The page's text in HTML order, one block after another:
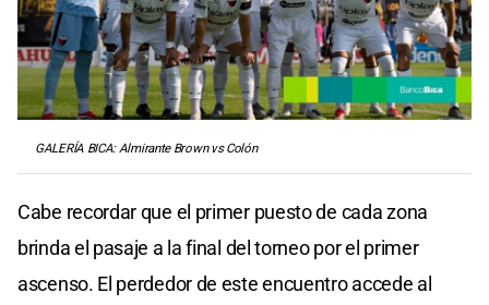
GALERÍA BICA: Almirante Brown vs Colón
Cabe recordar que el primer puesto de cada zona
brinda el pasaje a la final del torneo por el primer
ascenso. El perdedor de este encuentro accede al